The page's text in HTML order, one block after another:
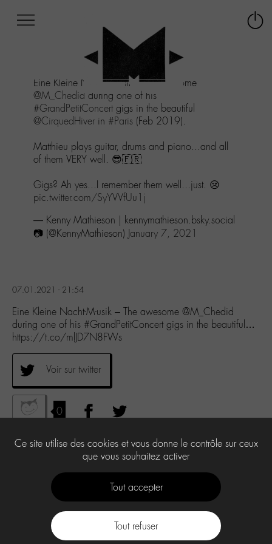
menu
Aller
au
Aller
recherche
Eine Kleine Nacht-M-usik - The awesome
@M_Chedid during one of his
#GrandPetitConcert gigs in the beautiful
@CirquedHiver in #Paris (Feb 2019).
Matthieu plays guitar, drums and piano...and all
of them VERY well. 😎🇫🇷
Gigs? Ah yes...I remember them well...just. 😢
pic.twitter.com/SyYVVfUu1j
— Kenny Mathieson | kennymathieson.bsky.social
📷 (@KennyMathieson) January 7, 2021
07.01.2021 - 21:54
Eine Kleine Nacht-M-usik – The awesome @M_Chedid
during one of his #GrandPetitConcert gigs in the beautiful…
https://t.co/mlJD7N8FWs
Voir sur twitter
0
Ce site utilise des cookies et vous donne le contrôle sur ceux
que vous souhaitez activer
Tout accepter
Tout refuser